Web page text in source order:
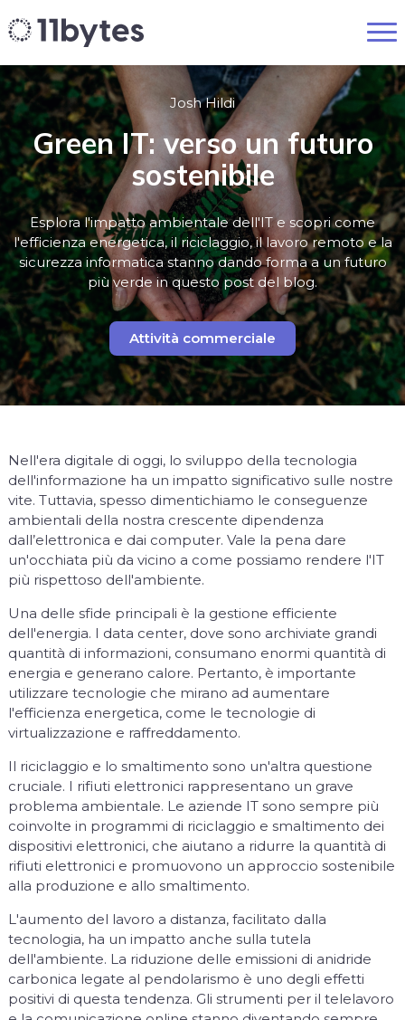
Josh Hildi
Green IT: verso un futuro
sostenibile
Esplora l'impatto ambientale dell'IT e scopri come
l'efficienza energetica, il riciclaggio, il lavoro remoto e la
sicurezza informatica stanno dando forma a un futuro
più verde in questo post del blog.
Attività commerciale
Nell'era digitale di oggi, lo sviluppo della tecnologia
dell'informazione ha un impatto significativo sulle nostre
vite. Tuttavia, spesso dimentichiamo le conseguenze
ambientali della nostra crescente dipendenza
dall’elettronica e dai computer. Vale la pena dare
un'occhiata più da vicino a come possiamo rendere l'IT
più rispettoso dell'ambiente.
Una delle sfide principali è la gestione efficiente
dell'energia. I data center, dove sono archiviate grandi
quantità di informazioni, consumano enormi quantità di
energia e generano calore. Pertanto, è importante
utilizzare tecnologie che mirano ad aumentare
l'efficienza energetica, come le tecnologie di
virtualizzazione e raffreddamento.
Il riciclaggio e lo smaltimento sono un'altra questione
cruciale. I rifiuti elettronici rappresentano un grave
problema ambientale. Le aziende IT sono sempre più
coinvolte in programmi di riciclaggio e smaltimento dei
dispositivi elettronici, che aiutano a ridurre la quantità di
rifiuti elettronici e promuovono un approccio sostenibile
alla produzione e allo smaltimento.
L'aumento del lavoro a distanza, facilitato dalla
tecnologia, ha un impatto anche sulla tutela
dell'ambiente. La riduzione delle emissioni di anidride
carbonica legate al pendolarismo è uno degli effetti
positivi di questa tendenza. Gli strumenti per il telelavoro